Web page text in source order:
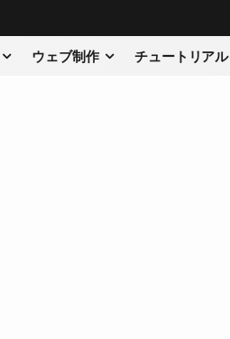
ウェブ制作 チュートリアル